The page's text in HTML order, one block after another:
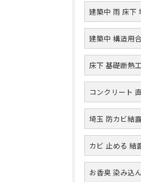
建築中 雨 床下
建築中 構造用
床下 基礎断熱
コンクリート
埼玉 防カビ結
カビ 止める 結
お香臭 染み込